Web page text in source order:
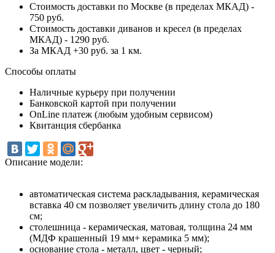
Стоимость доставки по Москве (в пределах МКАД) -
750 руб.
Стоимость доставки диванов и кресел (в пределах
МКАД) - 1290 руб.
За МКАД +30 руб. за 1 км.
Способы оплаты
Наличные курьеру при получении
Банковской картой при получении
OnLine платеж (любым удобным сервисом)
Квитанция сбербанка
Описание модели:
автоматическая система раскладывания, керамическая
вставка 40 см позволяет увеличить длину стола до 180
см;
столешница - керамическая, матовая, толщина 24 мм
(МДФ крашенный 19 мм+ керамика 5 мм);
основание стола - металл, цвет - черный;